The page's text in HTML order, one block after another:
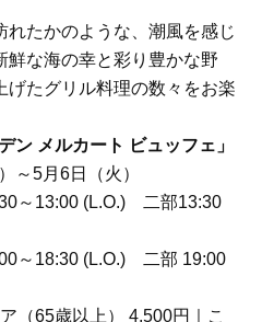
れたかのような、潮風を感じ
鮮な海の幸と彩り豊かな野
げたグリル料理の数々をお楽
ン メルカート ビュッフェ」
～5月6日（火）
13:00 (L.O.) 二部13:30
18:30 (L.O.) 二部 19:00
（65歳以上） 4,500円｜こ